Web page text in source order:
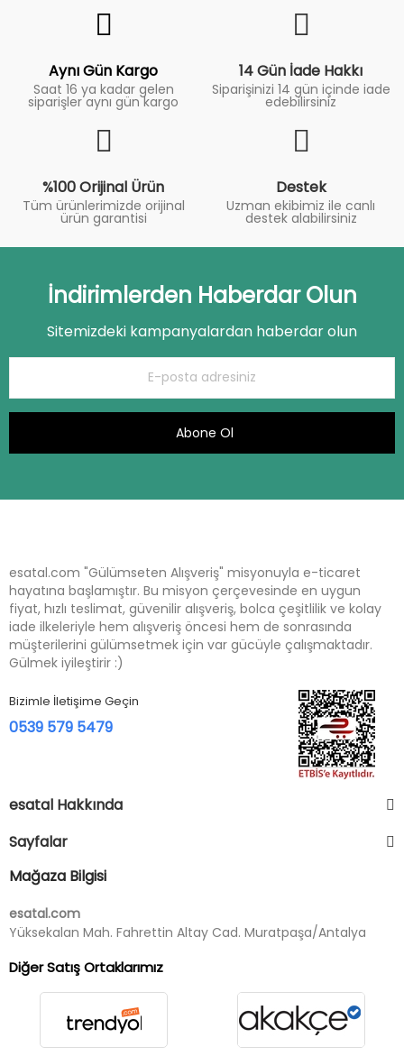
Aynı Gün Kargo
Saat 16 ya kadar gelen
siparişler aynı gün kargo
14 Gün İade Hakkı
Siparişinizi 14 gün içinde iade
edebilirsiniz
%100 Orijinal Ürün
Tüm ürünlerimizde orijinal
ürün garantisi
Destek
Uzman ekibimiz ile canlı
destek alabilirsiniz
İndirimlerden Haberdar Olun
Sitemizdeki kampanyalardan haberdar olun
Abone Ol
esatal.com "Gülümseten Alışveriş" misyonuyla e-ticaret
hayatına başlamıştır. Bu misyon çerçevesinde en uygun
fiyat, hızlı teslimat, güvenilir alışveriş, bolca çeşitlilik ve kolay
iade ilkeleriyle hem alışveriş öncesi hem de sonrasında
müşterilerini gülümsetmek için var gücüyle çalışmaktadır.
Gülmek iyileştirir :)
Bizimle İletişime Geçin
0539 579 5479
esatal Hakkında
Sayfalar
Mağaza Bilgisi
esatal.com
Yüksekalan Mah. Fahrettin Altay Cad. Muratpaşa/Antalya
Diğer Satış Ortaklarımız